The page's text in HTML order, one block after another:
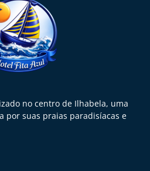
no centro de Ilhabela, uma
por suas praias paradisíacas e